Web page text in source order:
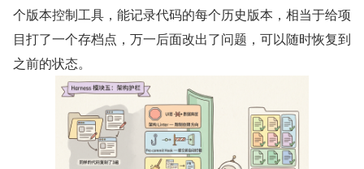
个版本控制工具，能记录代码的每个历史版本，相当于给项
目打了一个存档点，万一后面改出了问题，可以随时恢复到
之前的状态。